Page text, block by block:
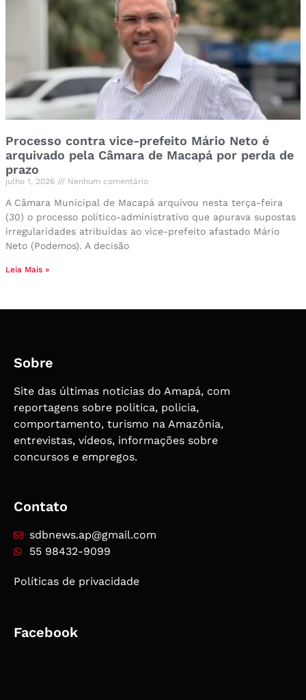
Processo contra vice-prefeito Mário Neto é
arquivado pela Câmara de Macapá por perda de
prazo
julho 1, 2026 Nenhum comentário
A Câmara Municipal de Macapá arquivou nesta terça-feira
(30) o processo político-administrativo que apurava supostas
irregularidades atribuídas ao vice-prefeito afastado Mário
Neto (Podemos). A decisão
Leia Mais »
Sobre
Site das últimas noticias do Amapá, com
reportagens sobre politica, policia,
comportamento, turismo na Amazônia,
entrevistas, vídeos, informações sobre
concursos e empregos.
Contato
sdbnews.ap@gmail.com
55 98432-9099
Políticas de privacidade
Facebook